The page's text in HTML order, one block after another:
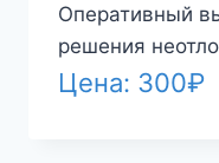
Оперативный
решения
Цена: 300₽